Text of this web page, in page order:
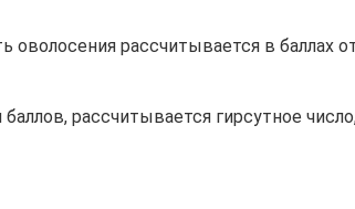
рассчитывается в баллах
рассчитывается гирсутное